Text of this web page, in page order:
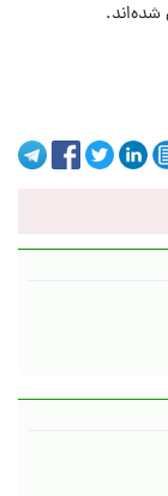
شده‌اند.